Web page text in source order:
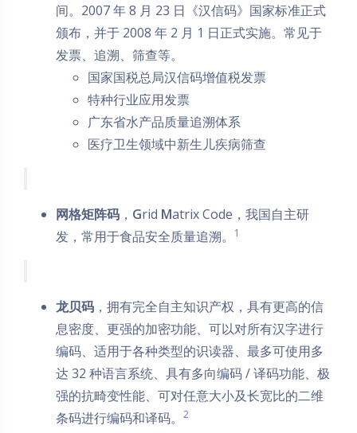
间。2007 年 8 月 23 日《汉信码》国家标准正式
颁布，并于 2008 年 2 月 1 日正式实施。常见于
发票、追溯、筛查等。
国家国税总局汉信码增值税发票
特种行业应用发票
广东省水产品质量追溯体系
医疗卫生领域中新生儿疾病筛查
网格矩阵码 ， Grid Matrix Code，我国自主研
发，常用于食品安全质量追溯。
1
龙贝码 ，拥有完全自主知识产权，具有更高的信
息密度、更强的加密功能、可以对所有汉字进行
编码、适用于各种类型的识读器、最多可使用多
达 32 种语言系统、具有多向编码 / 译码功能、极
强的抗畸变性能、可对任意大小及长宽比的二维
条码进行编码和译码。
2